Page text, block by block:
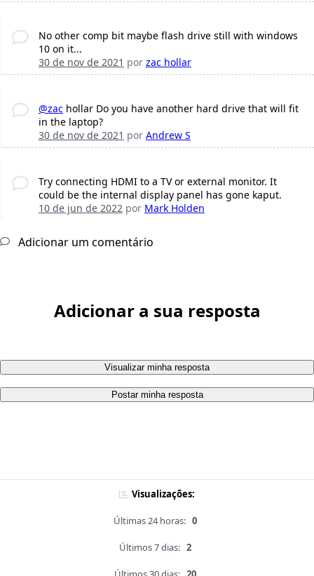
No other comp bit maybe flash drive still with windows
10 on it...
30 de nov de 2021 por zac hollar
@zachollar Do you have another hard drive that will fit
in the laptop?
30 de nov de 2021 por Andrew S
Try connecting HDMI to a TV or external monitor. It
could be the internal display panel has gone kaput.
10 de jun de 2022por Mark Holden
Adicionar um comentário
Adicionar a sua resposta
Visualizar minha resposta
Postar minha resposta
Visualizações:
Últimas 24 horas: 0
Últimos 7 dias: 2